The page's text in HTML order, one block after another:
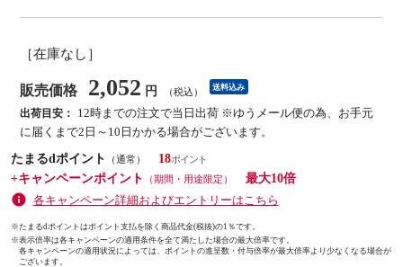
［在庫なし］
販売価格 2,052 円 （税込） 送料込み
出荷目安：
12時までの注文で当日出荷 ※ゆうメール便の為、お手元
に届くまで2日～10日かかる場合がございます。
たまるdポイント
（通常）
18
+キャンペーンポイント
（期間・用途限定）
最大10倍
各キャンペーン詳細およびエントリーはこちら
※たまるdポイントはポイント支払を除く商品代金(税抜)の1％です。
※表示倍率は各キャンペーンの適用条件を全て満たした場合の最大倍率です。
各キャンペーンの適用状況によっては、ポイントの進呈数・付与倍率が最大倍率より少なくなる場合が
ございます。